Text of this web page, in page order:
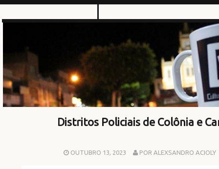
Distritos Policiais de Colônia e
OUTUBRO 13, 2023 POR ALEXSANDRO ACIOLY